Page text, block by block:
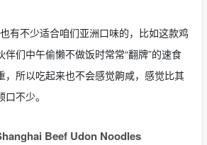
有不少适合咱们亚洲口味的，比如这款鸡
伴们中午偷懒不做饭时常常“翻牌”的速食
，所以吃起来也不会感觉齁咸，感觉比其
不少。
Beef Udon Noodles